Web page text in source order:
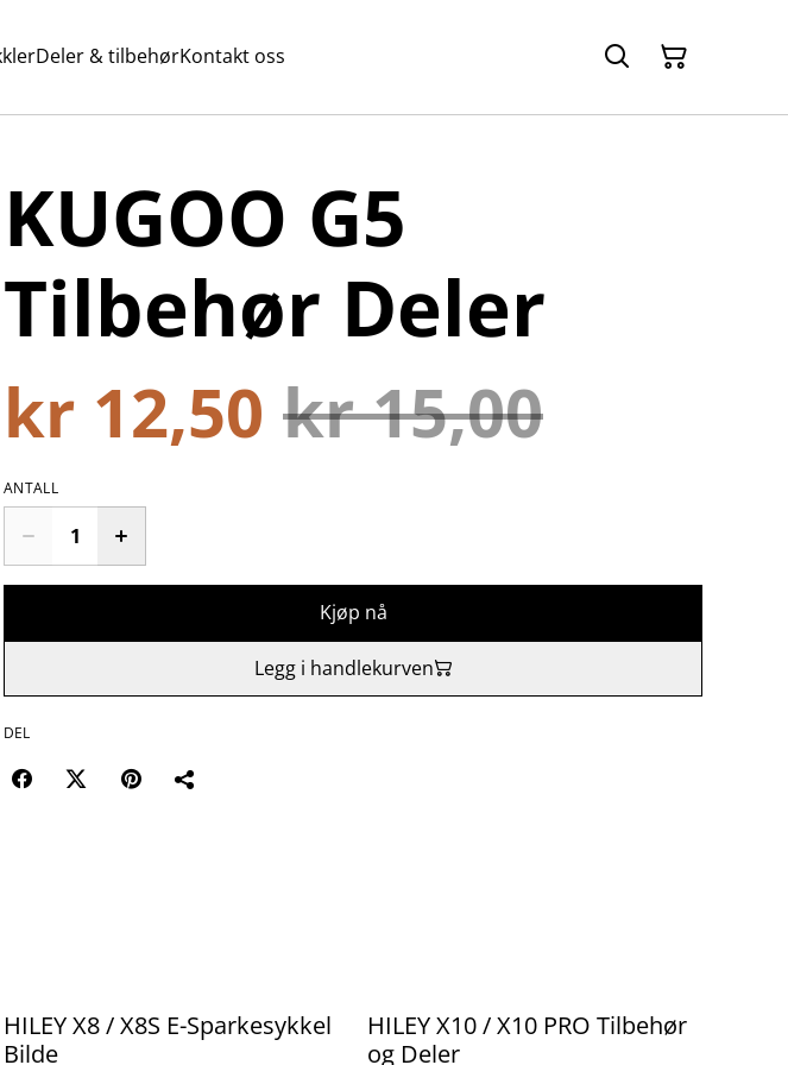
Deler & tilbehørKontakt oss
KUGOO G5
Tilbehør Deler
kr 12,50 kr 15,00
ANTALL
Kjøp nå
Legg i handlekurven
DEL
%
HILEY X8 / X8S E-Sparkesykkel
Bilde
%
HILEY X10 / X10 PRO Tilbehør
og Deler